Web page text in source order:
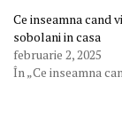
Ce inseamna cand
sobolani in casa
februarie 2, 2025
În „Ce inseamna